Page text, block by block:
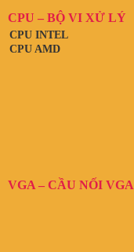
CPU – BỘ VI XỬ LÝ
CPU AMD
CPU INTEL
VGA – CẦU NỐI VGA